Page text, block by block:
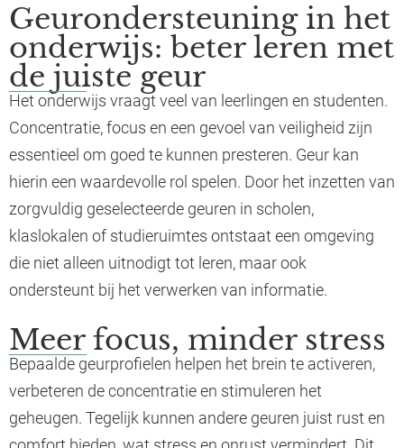
Geurondersteuning in het
onderwijs: beter leren met
de juiste geur
Het onderwijs vraagt veel van leerlingen en studenten.
Concentratie, focus en een gevoel van veiligheid zijn
essentieel om goed te kunnen presteren. Geur kan
hierin een waardevolle rol spelen. Door het inzetten van
zorgvuldig geselecteerde geuren in scholen,
klaslokalen of studieruimtes ontstaat een omgeving
die niet alleen uitnodigt tot leren, maar ook
ondersteunt bij het verwerken van informatie.
Meer focus, minder stress
Bepaalde geurprofielen helpen het brein te activeren,
verbeteren de concentratie en stimuleren het
geheugen. Tegelijk kunnen andere geuren juist rust en